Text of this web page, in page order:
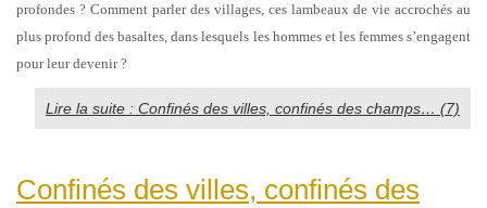
profondes ? Comment parler des villages, ces lambeaux de vie accrochés au
plus profond des basaltes, dans lesquels les hommes et les femmes s’engagent
pour leur devenir ?
Lire la suite : Confinés des villes, confinés des champs… (7)
Confinés des villes, confinés des